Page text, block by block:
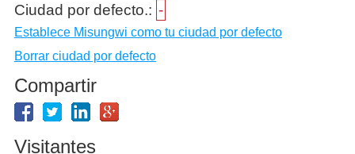
Ciudad por defecto.: -
Establece Misungwi como tu ciudad por defecto
Borrar ciudad por defecto
Compartir
Visitantes